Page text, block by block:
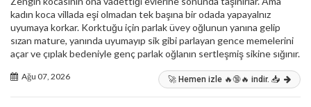
kadın koca villada eşi olmadan tek başına bir odada yapayalnız
uyumaya korkar. Korktuğu için parlak üvey oğlunun yanına gelip
sızan mature, yanında uyumayıp sik gibi parlayan gence memelerini
açar ve çıplak bedeniyle genç parlak oğlanın sertleşmiş sikine sığınır.
Ağu 07, 2026 🚀 Hemen izle 🔥🔞🔥 indir. 📥